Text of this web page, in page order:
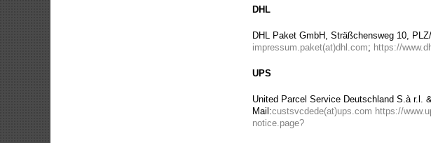
DHL
DHL Paket GmbH, Sträßchensweg 10,
impressum.paket(at)dhl.com; https://
UPS
United Parcel Service Deutschland S.à r.l.
Mail:custsvcdede(at)ups.com https://
notice.page?